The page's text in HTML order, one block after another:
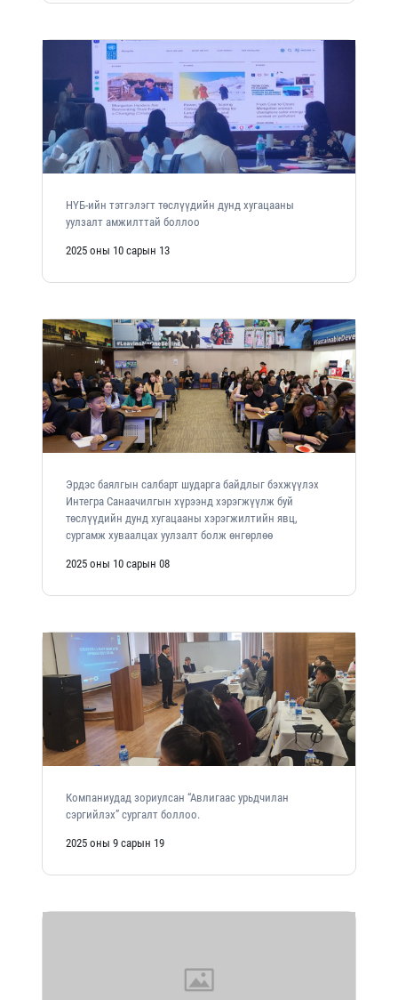
НҮБ-ийн тэтгэлэгт төслүүдийн дунд хугацааны
уулзалт амжилттай боллоо
2025 оны 10 сарын 13
Эрдэс баялгын салбарт шударга байдлыг бэхжүүлэх
Интегра Санаачилгын хүрээнд хэрэгжүүлж буй
төслүүдийн дунд хугацааны хэрэгжилтийн явц,
сургамж хуваалцах уулзалт болж өнгөрлөө
2025 оны 10 сарын 08
Компаниудад зориулсан “Авлигаас урьдчилан
сэргийлэх” сургалт боллоо.
2025 оны 9 сарын 19